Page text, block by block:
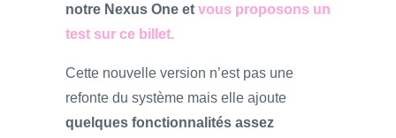
notre Nexus One et vous proposons un
test sur ce billet.
Cette nouvelle version n’est pas une
refonte du système mais elle ajoute
quelques fonctionnalités assez